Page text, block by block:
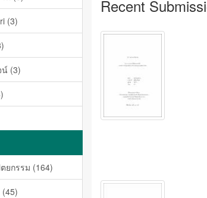
(3)
(3)
ยกรรม (164)
Recent